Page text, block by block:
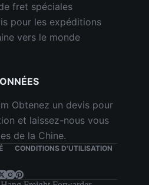
fret spéciales
pour les expéditions
vers le monde
Obtenez un devis pour
et laissez-nous vous
de la Chine.
CONDITIONS D'UTILISATION